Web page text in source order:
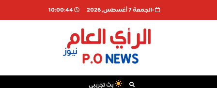
-الجمعة 7 أغسطس, 2026 10:00:44
بث تجريبى